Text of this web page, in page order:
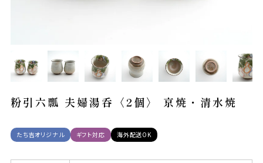
粉引六瓢 夫婦湯呑〈2個〉 京焼・清水焼
たち吉オリジナル ギフト対応 海外配送OK